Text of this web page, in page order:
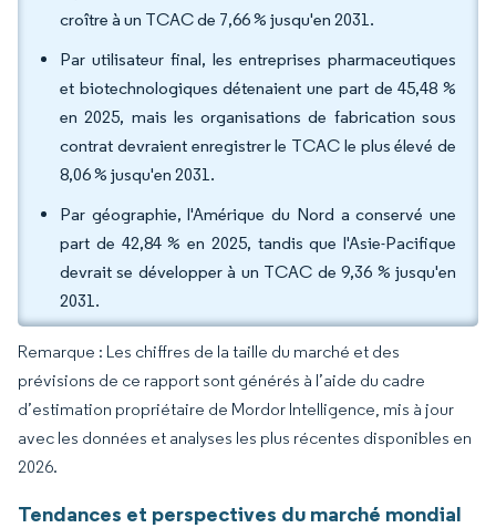
croître à un TCAC de 7,66 % jusqu'en 2031.
Par utilisateur final, les entreprises pharmaceutiques
et biotechnologiques détenaient une part de 45,48 %
en 2025, mais les organisations de fabrication sous
contrat devraient enregistrer le TCAC le plus élevé de
8,06 % jusqu'en 2031.
Par géographie, l'Amérique du Nord a conservé une
part de 42,84 % en 2025, tandis que l'Asie-Pacifique
devrait se développer à un TCAC de 9,36 % jusqu'en
2031.
Remarque : Les chiffres de la taille du marché et des
prévisions de ce rapport sont générés à l’aide du cadre
d’estimation propriétaire de Mordor Intelligence, mis à jour
avec les données et analyses les plus récentes disponibles en
2026.
Tendances et perspectives du marché mondial